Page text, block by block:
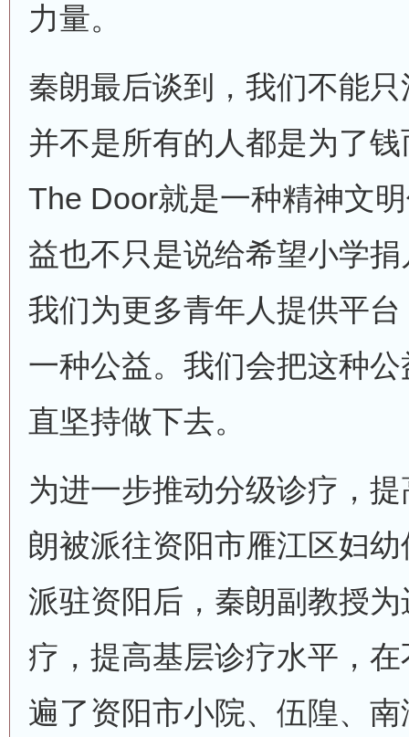
力量。
秦朗最后谈到，我们不能
并不是所有的人都是为了
The Door就是一种精神文
益也不只是说给希望小学
我们为更多青年人提供平
一种公益。我们会把这种
直坚持做下去。
为进一步推动分级诊疗，
朗被派往资阳市雁江区妇
派驻资阳后，秦朗副教授
疗，提高基层诊疗水平，
遍了资阳市小院、伍隍、